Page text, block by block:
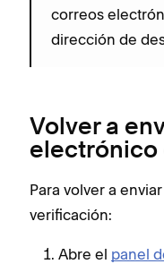
correos
dirección de
Volver a
electrónico
Para volver a
verificación:
Abre el panel